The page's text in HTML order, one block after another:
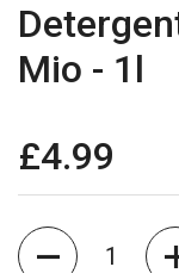
Mio - 1l
£4.99
Cantitate